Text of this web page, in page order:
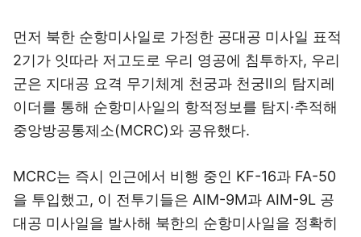
먼저 북한 순항미사일로 가정한 공대공 미사일 표적
2기가 잇따라 저고도로 우리 영공에 침투하자, 우리
군은 지대공 요격 무기체계 천궁과 천궁Ⅱ의 탐지레
이더를 통해 순항미사일의 항적정보를 탐지·추적해
중앙방공통제소(MCRC)와 공유했다.
MCRC는 즉시 인근에서 비행 중인 KF-16과 FA-50
을 투입했고, 이 전투기들은 AIM-9M과 AIM-9L 공
대공 미사일을 발사해 북한의 순항미사일을 정확히